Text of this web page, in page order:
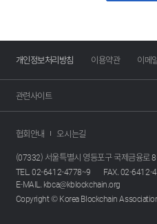
개인정보처리방침 이용약관 이메
관련사이트
협회안내
오시는길
(07332) 서울특별시 영등포구 국제금융로
TEL. 02-6412-4778~9
FAX. 02-6412-
E-MAIL. kbca@kblockchain.org
Copyright © Korea Blockchain